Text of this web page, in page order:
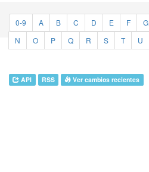
0-9 A B C D E F G
N
O P Q R S T U
API RSS Ver cambios recientes